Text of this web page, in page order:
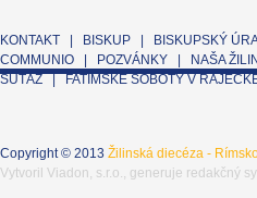
KONTAKT BISKUP BISKUPSKÝ
COMMUNIO
POZVÁNKY NAŠA
SÚŤAŽ
FATIMSKÉ SOBOTY V
Copyright © 2013 Žilinská diecéza -
Vytvoril Viadon, s.r.o., generuje redakčný